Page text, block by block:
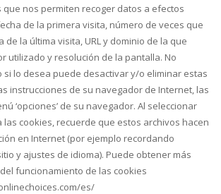
que nos permiten recoger datos a efectos
de la primera visita, número de veces que
de la última visita, URL y dominio de la que
utilizado y resolución de la pantalla. No
si lo desea puede desactivar y/o eliminar estas
instrucciones de su navegador de Internet, las
‘opciones’ de su navegador. Al seleccionar
las cookies, recuerde que estos archivos hacen
en Internet (por ejemplo recordando
y ajustes de idioma). Puede obtener más
funcionamiento de las cookies
es/